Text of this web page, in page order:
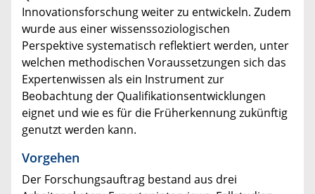
Innovationsforschung weiter zu entwickeln. Zudem
wurde aus einer wissenssoziologischen
Perspektive systematisch reflektiert werden, unter
welchen methodischen Voraussetzungen sich das
Expertenwissen als ein Instrument zur
Beobachtung der Qualifikationsentwicklungen
eignet und wie es für die Früherkennung zukünftig
genutzt werden kann.
Vorgehen
Der Forschungsauftrag bestand aus drei